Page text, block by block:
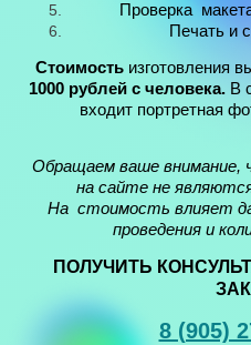
Проверка
Печать и
Стоимость изготовления
1000 рублей с человека.В
входит портретная
Обращаем ваше внимание,
на сайте не
На стоимость влияет
проведения и
ПОЛУЧИТЬ
8 (905)